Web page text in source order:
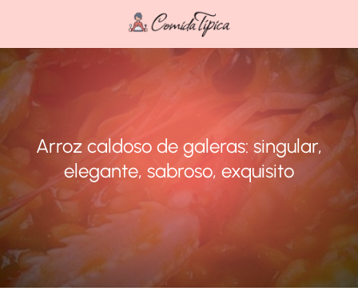
Arroz caldoso de galeras: singular,
elegante, sabroso, exquisito